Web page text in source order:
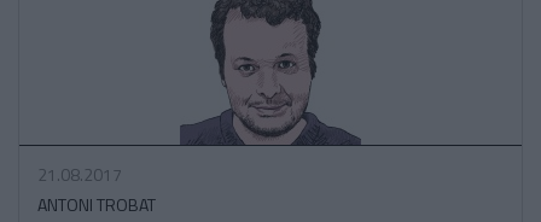
21.08.2017
ANTONI TROBAT